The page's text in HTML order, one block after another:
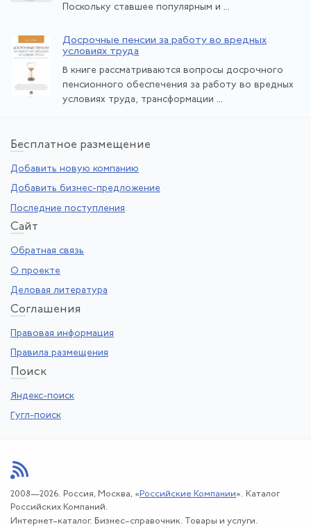
Поскольку ставшее популярным и ...
Досрочные пенсии за работу во вредных
условиях труда
В книге рассматриваются вопросы досрочного
пенсионного обеспечения за работу во вредных
условиях труда, трансформации ...
Бесплатное размещение
Добавить новую компанию
Добавить бизнес-предложение
Последние поступления
Сайт
Обратная связь
О проекте
Деловая литература
Соглашения
Правовая информация
Правила размещения
Поиск
Яндекс-поиск
Гугл-поиск
2008—2026. Россия, Москва, « Российские Компании». Каталог
Российских Компаний.
Интернет–каталог. Бизнес–справочник. Товары и услуги.